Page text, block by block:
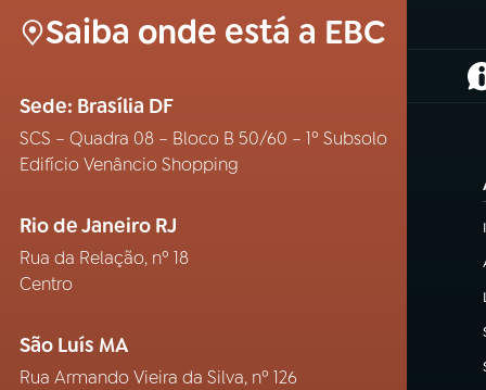
Saiba onde está a EBC
Sede: Brasília DF
SCS – Quadra 08 – Bloco B 50/60 – 1º Subsolo
Edifício Venâncio Shopping
Rio de Janeiro RJ
Rua da Relação, nº 18
Centro
São Luís MA
Rua Armando Vieira da Silva, nº 126